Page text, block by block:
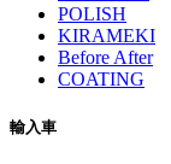
POLISH
KIRAMEKI
Before After
COATING
輸入車